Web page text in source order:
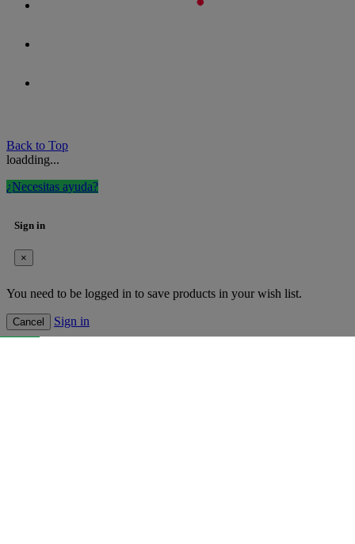
Back to Top
loadding...
¿Necesitas ayuda?
Sign in
×
You need to be logged in to save products in your wish list.
Cancel Sign in